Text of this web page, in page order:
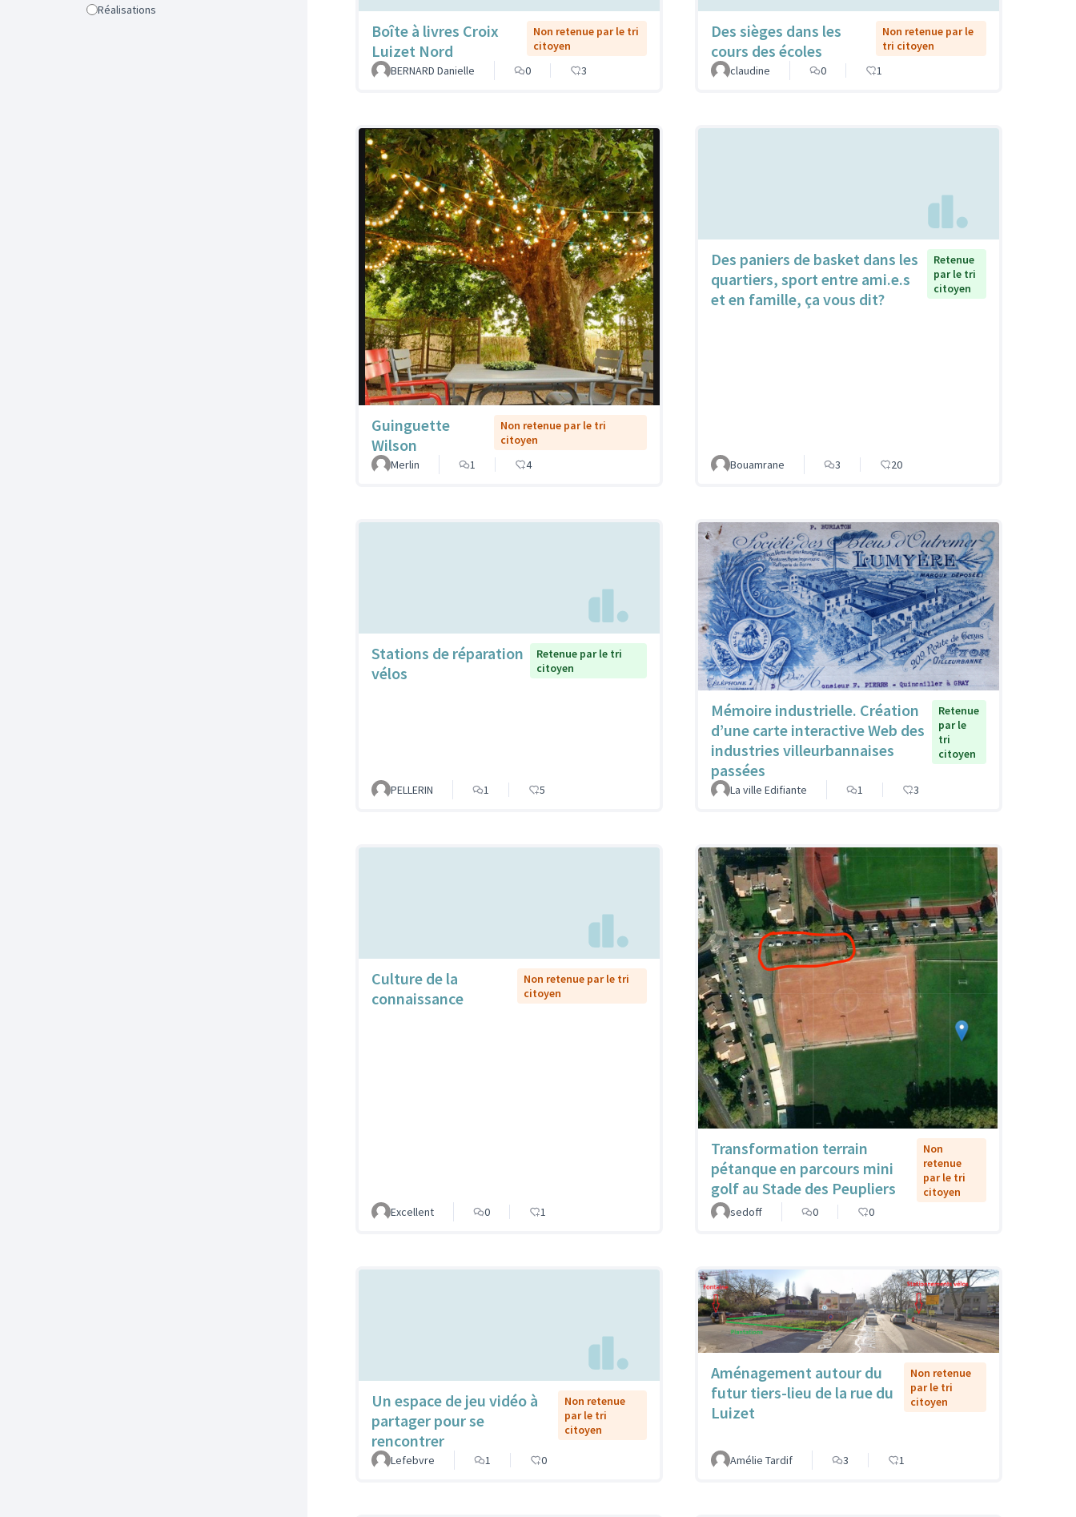
Réalisations
Boîte à livres Croix
Luizet Nord
Non retenue par le tri
citoyen
BERNARD Danielle
0 3
Des sièges dans les
cours des écoles
Non retenue par le
tri citoyen
claudine
0 1
Guinguette
Wilson
Non retenue par le tri
citoyen
Merlin
1 4
Des paniers de basket dans les
quartiers, sport entre ami.e.s
et en famille, ça vous dit?
Retenue
par le tri
citoyen
Bouamrane 3 20
Stations de réparation
vélos
Retenue par le tri
citoyen
PELLERIN 1 5
Mémoire industrielle. Création
d’une carte interactive Web des
industries villeurbannaises
passées
Retenue
par le
tri
citoyen
La ville Edifiante 1 3
Culture de la
connaissance
Non retenue par le tri
citoyen
Excellent 0 1
Transformation terrain
pétanque en parcours mini
golf au Stade des Peupliers
Non
retenue
par le tri
citoyen
sedoff
0 0
Un espace de jeu vidéo à
partager pour se
rencontrer
Non retenue
par le tri
citoyen
Lefebvre 1 0
Aménagement autour du
futur tiers-lieu de la rue du
Luizet
Non retenue
par le tri
citoyen
Amélie Tardif 3 1